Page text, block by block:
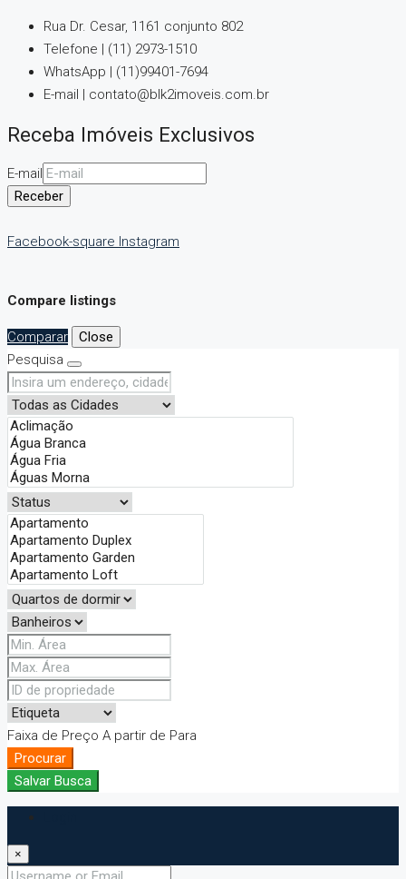
Rua Dr. Cesar, 1161 conjunto 802
Telefone | (11) 2973-1510
WhatsApp | (11)99401-7694
E-mail | contato@blk2imoveis.com.br
Receba Imóveis Exclusivos
E-mail
Receber
Facebook-square Instagram
Compare listings
Comparar
Close
Pesquisa
Faixa de Preço A partir de Para
Procurar
Salvar Busca
×